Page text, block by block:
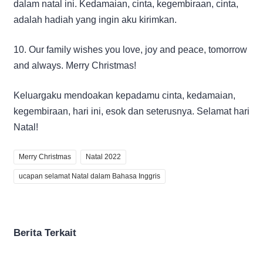
dalam natal ini. Kedamaian, cinta, kegembiraan, cinta,
adalah hadiah yang ingin aku kirimkan.
10. Our family wishes you love, joy and peace, tomorrow
and always. Merry Christmas!
Keluargaku mendoakan kepadamu cinta, kedamaian,
kegembiraan, hari ini, esok dan seterusnya. Selamat hari
Natal!
Merry Christmas Natal 2022
ucapan selamat Natal dalam Bahasa Inggris
Berita Terkait